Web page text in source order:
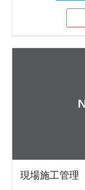
現場施工管理